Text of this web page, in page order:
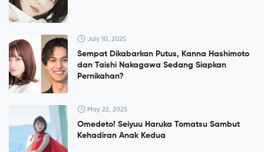
July 10, 2025
Sempat Dikabarkan Putus, Kanna Hashimoto
dan Taishi Nakagawa Sedang Siapkan
Pernikahan?
May 22, 2025
Omedeto! Seiyuu Haruka Tomatsu Sambut
Kehadiran Anak Kedua